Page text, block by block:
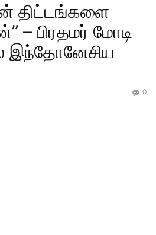
திட்டங்களை
– பிரதமர் மோடி
இந்தோனேசிய
0